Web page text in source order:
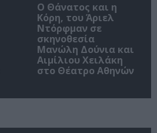
Ο Θάνατος και η
Κόρη, του Άριελ
Ντόρφμαν σε
σκηνοθεσία
Μανώλη Δούνια και
Αιμίλιου Χειλάκη
στο Θέατρο Αθηνών